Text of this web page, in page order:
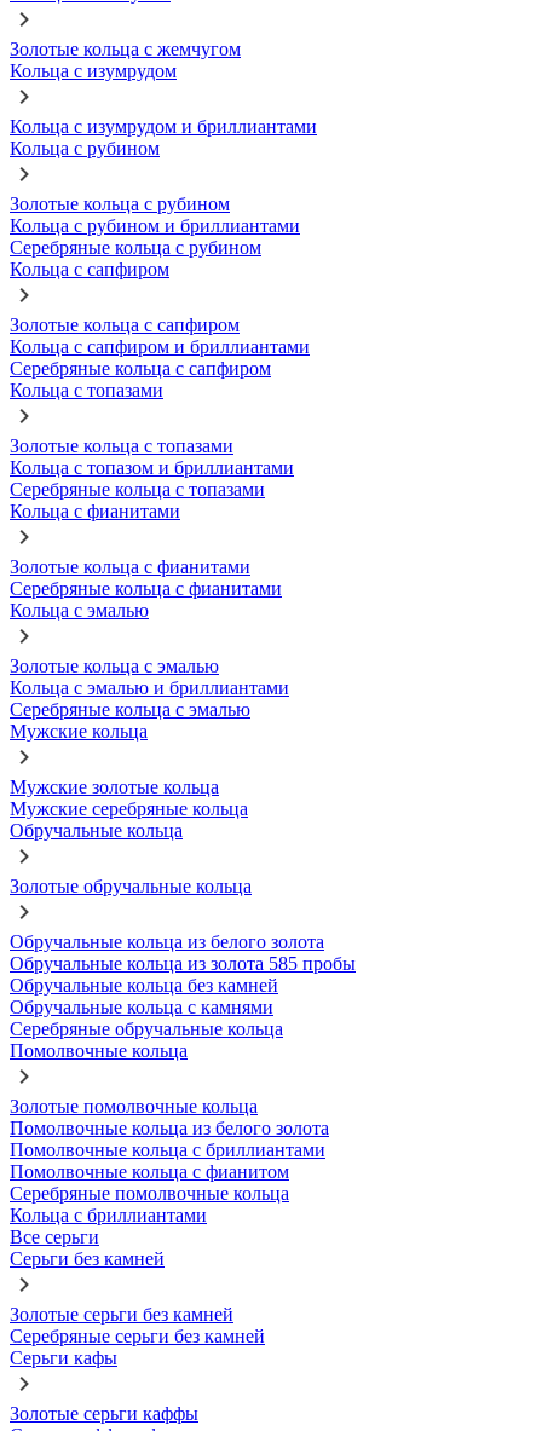
Золотые кольца с жемчугом
Кольца с изумрудом
Кольца с изумрудом и бриллиантами
Кольца с рубином
Золотые кольца с рубином
Кольца с рубином и бриллиантами
Серебряные кольца с рубином
Кольца с сапфиром
Золотые кольца с сапфиром
Кольца с сапфиром и бриллиантами
Серебряные кольца с сапфиром
Кольца с топазами
Золотые кольца с топазами
Кольца с топазом и бриллиантами
Серебряные кольца с топазами
Кольца с фианитами
Золотые кольца с фианитами
Серебряные кольца с фианитами
Кольца с эмалью
Золотые кольца с эмалью
Кольца с эмалью и бриллиантами
Серебряные кольца с эмалью
Мужские кольца
Мужские золотые кольца
Мужские серебряные кольца
Обручальные кольца
Золотые обручальные кольца
Обручальные кольца из белого золота
Обручальные кольца из золота 585 пробы
Обручальные кольца без камней
Обручальные кольца с камнями
Серебряные обручальные кольца
Помолвочные кольца
Золотые помолвочные кольца
Помолвочные кольца из белого золота
Помолвочные кольца с бриллиантами
Помолвочные кольца с фианитом
Серебряные помолвочные кольца
Кольца с бриллиантами
Все серьги
Серьги без камней
Золотые серьги без камней
Серебряные серьги без камней
Серьги кафы
Золотые серьги каффы